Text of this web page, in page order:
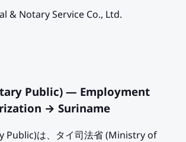
& Notary Service Co., Ltd.
Public) — Employment
→ Suriname
Public)は、タイ司法省 (Ministry of